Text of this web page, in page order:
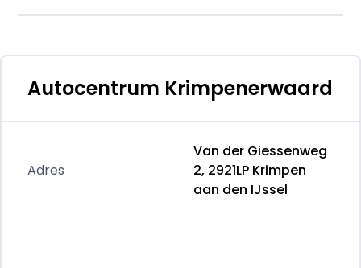
Afleverpakketten
Optioneel afleverpakket (€ 500): Via Bovag
garantie
maanden); BOVAG 40-Puntencheck
Autocentrum Krimpenerwaard
Adres
Van der Giessenweg
2, 2921LP Krimpen
aan den IJssel